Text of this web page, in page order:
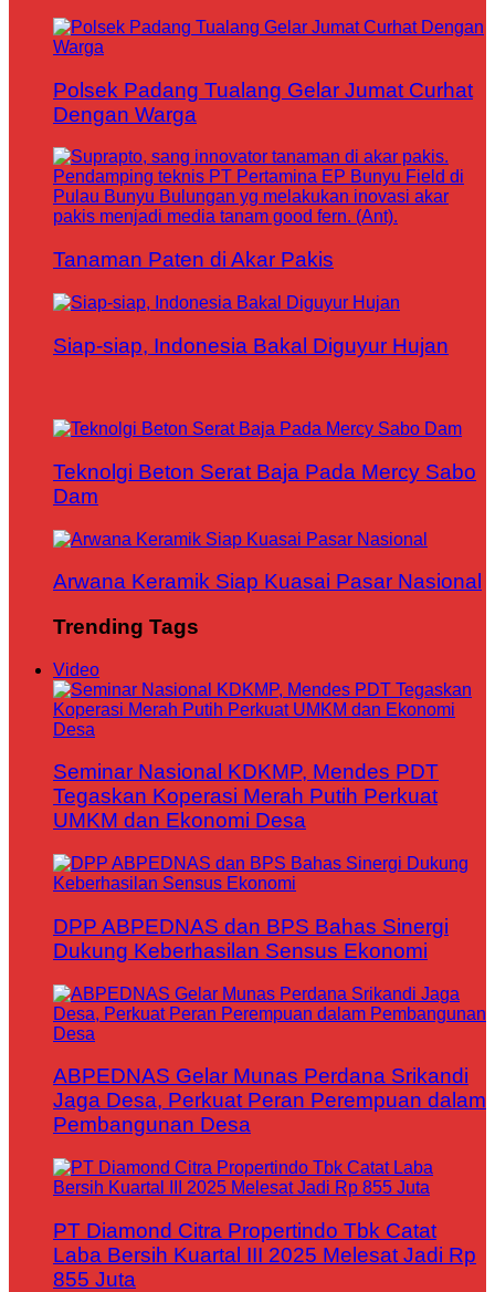
Polsek Padang Tualang Gelar Jumat Curhat
Dengan Warga
Tanaman Paten di Akar Pakis
Siap-siap, Indonesia Bakal Diguyur Hujan
Teknolgi Beton Serat Baja Pada Mercy Sabo
Dam
Arwana Keramik Siap Kuasai Pasar Nasional
Trending Tags
Video
Seminar Nasional KDKMP, Mendes PDT
Tegaskan Koperasi Merah Putih Perkuat
UMKM dan Ekonomi Desa
DPP ABPEDNAS dan BPS Bahas Sinergi
Dukung Keberhasilan Sensus Ekonomi
ABPEDNAS Gelar Munas Perdana Srikandi
Jaga Desa, Perkuat Peran Perempuan dalam
Pembangunan Desa
PT Diamond Citra Propertindo Tbk Catat
Laba Bersih Kuartal III 2025 Melesat Jadi Rp
855 Juta